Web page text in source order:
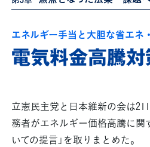
エネルギー手当と大胆な省エネ
電気料金高騰
立憲民主党と日本維新の会は
務者がエネルギー価格高騰に関
いての提言」を取りまとめた。